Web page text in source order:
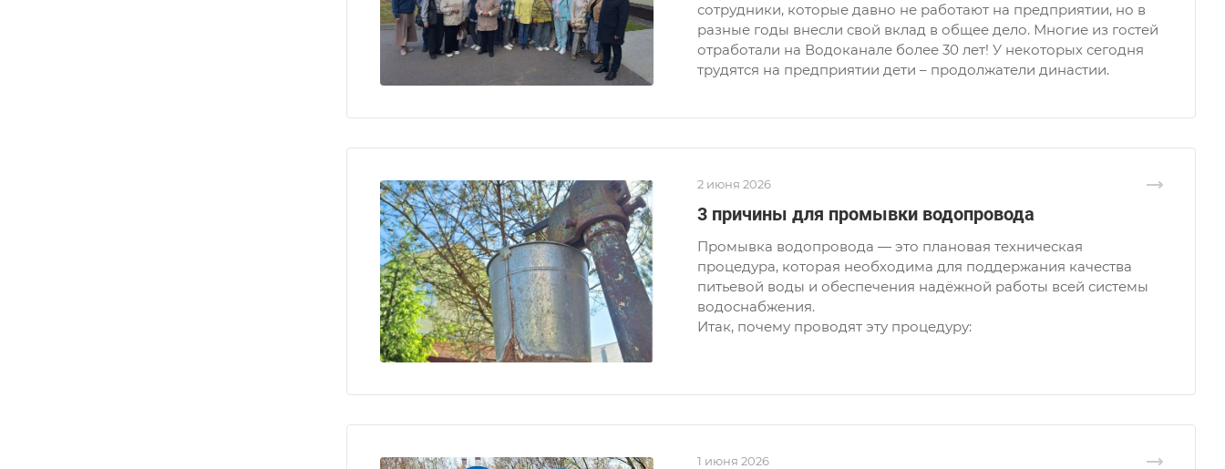
сотрудники, которые давно не работают на предприятии, но в
разные годы внесли свой вклад в общее дело. Многие из гостей
отработали на Водоканале более 30 лет! У некоторых сегодня
трудятся на предприятии дети – продолжатели династии.
2 июня 2026
3 причины для промывки водопровода
Промывка водопровода — это плановая техническая
процедура, которая необходима для поддержания качества
питьевой воды и обеспечения надёжной работы всей системы
водоснабжения.
Итак, почему проводят эту процедуру:
1 июня 2026